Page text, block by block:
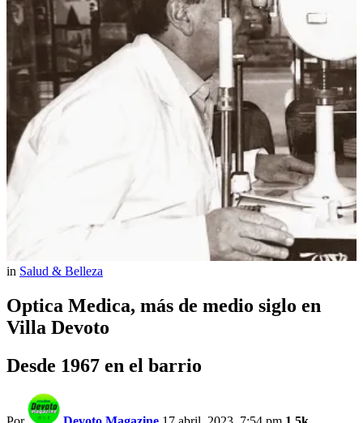
in Salud & Belleza
Optica Medica, más de medio siglo en
Villa Devoto
Desde 1967 en el barrio